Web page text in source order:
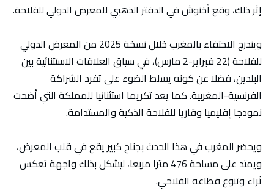
إثر ذلك، وقع أخنوش في الدفتر الذهبي للمعرض الدولي للفلاحة.
ويندرج الاحتفاء بالمغرب خلال نسخة 2025 من المعرض الدولي
للفلاحة (22 فبراير-2 مارس)، في سياق العلاقات الاستثنائية بين
البلدين، فضلا عن كونه يسلط الضوء على تفرد الشراكة
الفرنسية-المغربية. كما يعد تكريما استثنائيا للمملكة التي أضحت
نمودجا إقليميا وقاريا للفلاحة الذكية والمستدامة.
ويحضر المغرب في هذا الحدث بجناح كبير يقع في قلب المعرض،
ويمتد على مساحة 476 مترا مربعا، ليشكل بذلك واجهة تعكس
ثراء وتنوع قطاعه الفلاحي.